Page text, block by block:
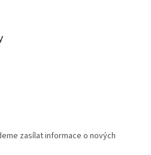
zasílat informace o nových